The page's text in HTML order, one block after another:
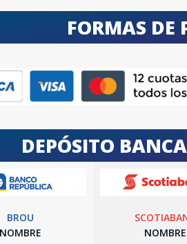
FORMAS DE
DEPÓSITO
BROU
NOMBRE
NOMBRE